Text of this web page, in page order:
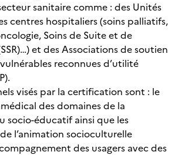
sanitaire comme : des Unités
centres hospitaliers (soins palliatifs,
Soins de Suite et de
et des Associations de soutien
reconnues d’utilité
visés par la certification sont : le
des domaines de la
socio-éducatif ainsi que les
l’animation socioculturelle
des usagers avec des